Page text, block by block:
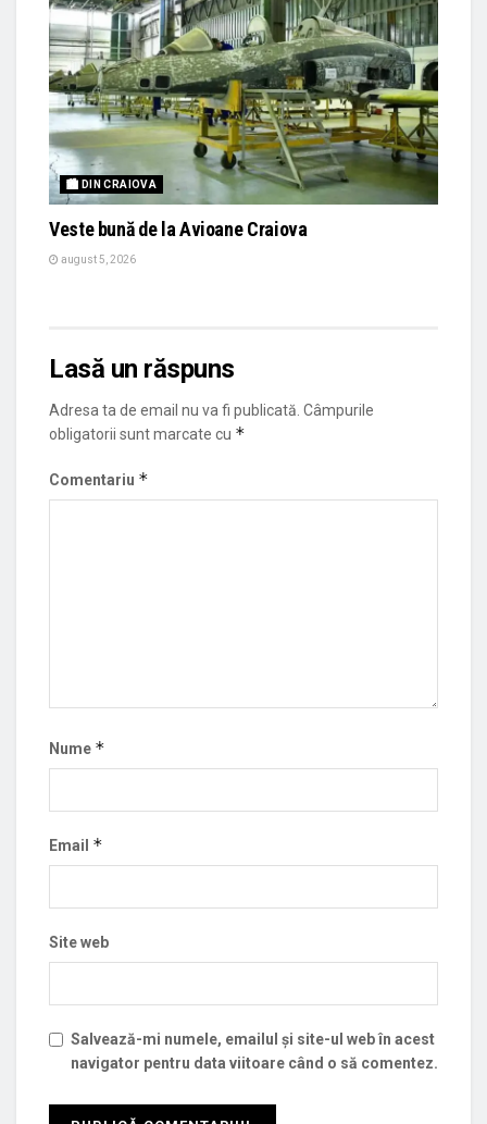
🏙 DIN CRAIOVA
Veste bună de la Avioane Craiova
august 5, 2026
Lasă un răspuns
Adresa ta de email nu va fi publicată. Câmpurile
obligatorii sunt marcate cu *
Comentariu *
Nume *
Email *
Site web
Salvează-mi numele, emailul și site-ul web în acest
navigator pentru data viitoare când o să comentez.